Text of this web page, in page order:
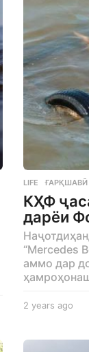
o
LIFE ҒАРҚШАВӢ
КҲФ
дарёи
“Mercedes
аммо дар
2 years ago